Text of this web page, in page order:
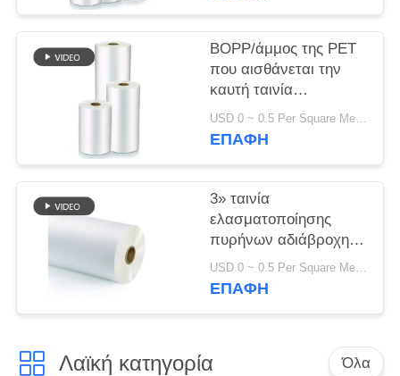
BOPP/άμμος της PET
που αισθάνεται την
καυτή ταινία
ελασματοποίησης για
την ψηφιακή
USD 0 ~ 0.5 Per Square Meter MOQ:1000 Τετραγωνικά μέτρα
ΕΠΑΦΉ
3» ταινία
ελασματοποίησης
πυρήνων αδιάβροχη
καυτή για του
προσώπου SGS
USD 0 ~ 0.5 Per Square Meter MOQ:1000 Τετραγωνικά μέτρα
ΕΠΑΦΉ
Λαϊκή κατηγορία Όλα